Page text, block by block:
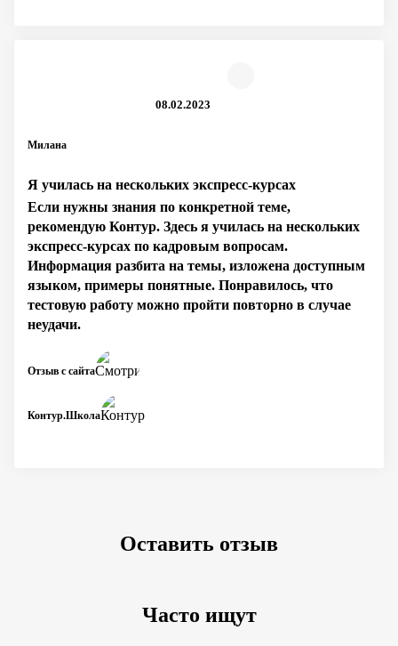
Милана
08.02.2023
Я училась на нескольких экспресс-курсах
Если нужны знания по конкретной теме,
рекомендую Контур. Здесь я училась на нескольких
экспресс-курсах по кадровым вопросам.
Информация разбита на темы, изложена доступным
языком, примеры понятные. Понравилось, что
тестовую работу можно пройти повторно в случае
неудачи.
Контур.Школа
Отзыв с сайта
Оставить отзыв
Часто ищут